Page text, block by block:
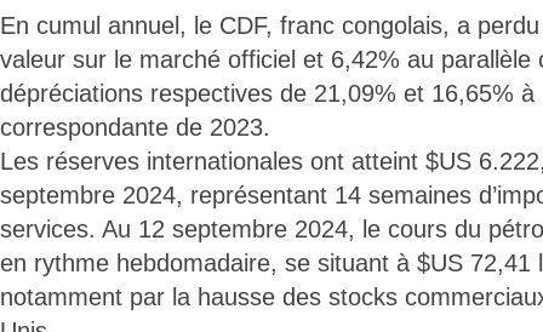
En cumul annuel, le CDF, franc congolais, a
valeur sur le marché officiel et 6,42% au parallèle
dépréciations respectives de 21,09% et 16,65% à
correspondante de 2023.
Les réserves internationales ont atteint $US
septembre 2024, représentant 14 semaines
services. Au 12 septembre 2024, le cours du
en rythme hebdomadaire, se situant à $US 72,41
notamment par la hausse des stocks